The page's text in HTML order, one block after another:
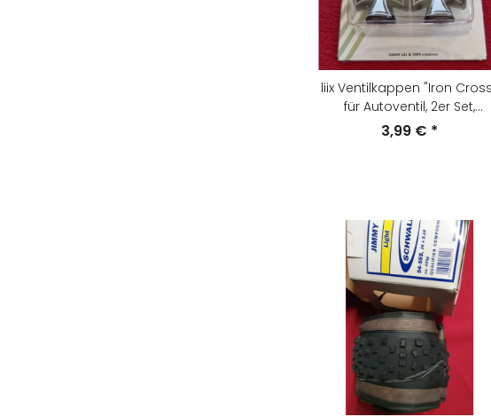
liix Ventilkappen "Iron
für Autoventil, 2er Set,
schwarz/silber, NEU
3,99 € *